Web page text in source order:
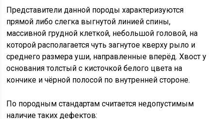
Представители данной породы характеризуются
прямой либо слегка выгнутой линией спины,
массивной грудной клеткой, небольшой головой, на
которой располагается чуть загнутое кверху рыло и
среднего размера уши, направленные вперёд. Хвост у
основания толстый с кисточкой белого цвета на
кончике и чёрной полосой по внутренней стороне.
По породным стандартам считается недопустимым
наличие таких дефектов: